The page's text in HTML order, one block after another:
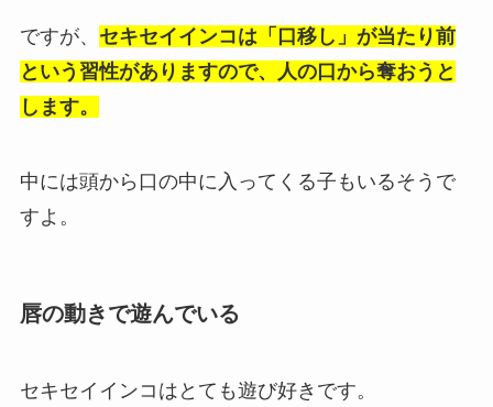
ですが、 セキセイインコは「口移し」が当たり前
という習性がありますので、人の口から奪おうと
します。
中には頭から口の中に入ってくる子もいるそうで
すよ。
唇の動きで遊んでいる
セキセイインコはとても遊び好きです。